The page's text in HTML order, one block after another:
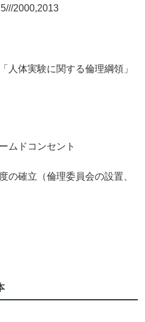
2000,2013
人体実験に関する倫理綱領」
ムドコンセント
の確立（倫理委員会の設置、